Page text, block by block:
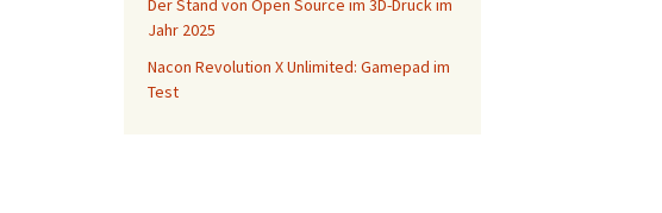
Der Stand von Open Source im 3D-Druck im
Jahr 2025
Nacon Revolution X Unlimited: Gamepad im
Test